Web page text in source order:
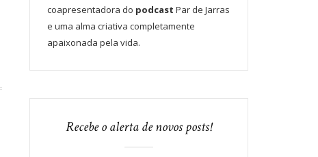
coapresentadora do podcast Par de Jarras
e uma alma criativa completamente
apaixonada pela vida.
Recebe o alerta de novos posts!